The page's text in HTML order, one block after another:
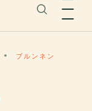
ブルンネン